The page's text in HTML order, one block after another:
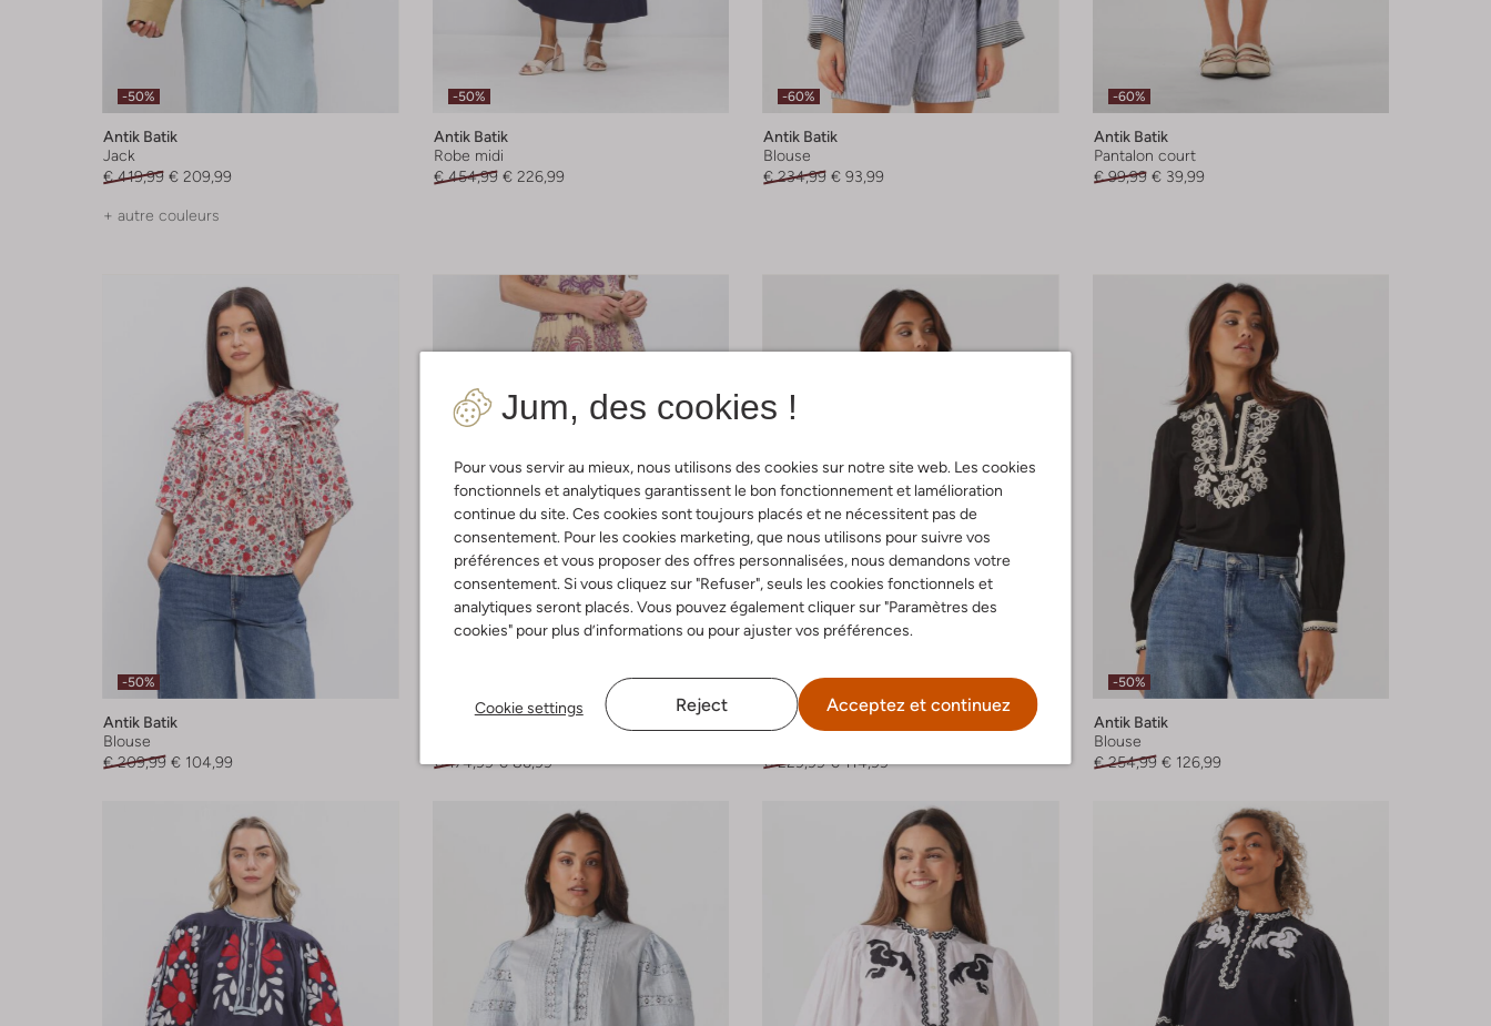
Jum, des cookies !
Pour vous servir au mieux, nous utilisons des cookies sur notre site web. Les cookies
fonctionnels et analytiques garantissent le bon fonctionnement et lamélioration
continue du site. Ces cookies sont toujours placés et ne nécessitent pas de
consentement. Pour les cookies marketing, que nous utilisons pour suivre vos
préférences et vous proposer des offres personnalisées, nous demandons votre
consentement. Si vous cliquez sur "Refuser", seuls les cookies fonctionnels et
analytiques seront placés. Vous pouvez également cliquer sur "Paramètres des
cookies" pour plus d’informations ou pour ajuster vos préférences.
Cookie settings Reject Acceptez et continuez
-50%
Antik Batik
Jack
€ 419,99 € 209,99
+ autre couleurs
-50%
Antik Batik
Robe midi
€ 454,99 € 226,99
-60%
Antik Batik
Blouse
€ 234,99 € 93,99
-60%
Antik Batik
Pantalon court
€ 99,99 € 39,99
-50%
Antik Batik
Blouse
€ 209,99 € 104,99
Antik Batik
€ 174,99 € 86,99
-50%
Antik Batik
€ 229,99 € 114,99
-50%
Antik Batik
Blouse
€ 254,99 € 126,99